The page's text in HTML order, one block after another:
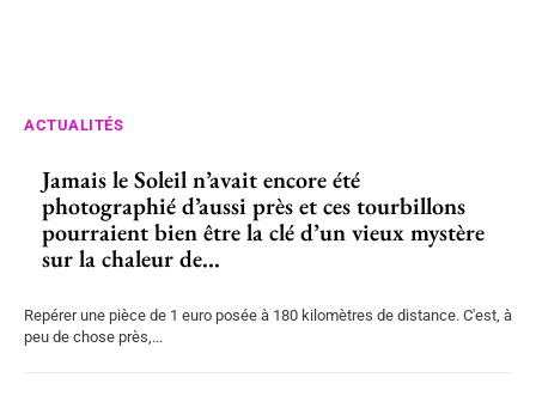
ACTUALITÉS
Jamais le Soleil n’avait encore été
photographié d’aussi près et ces tourbillons
pourraient bien être la clé d’un vieux mystère
sur la chaleur de...
Repérer une pièce de 1 euro posée à 180 kilomètres de distance. C'est, à
peu de chose près,...